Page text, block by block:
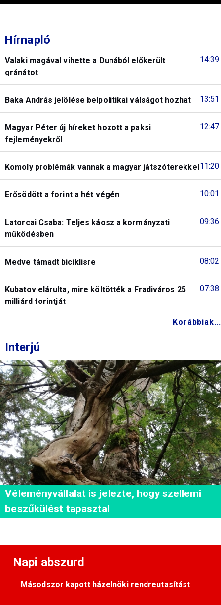
Hírnapló
14:39
Valaki magával vihette a Dunából előkerült
gránátot
13:51
Baka András jelölése belpolitikai válságot hozhat
12:47
Magyar Péter új híreket hozott a paksi
fejleményekről
11:20
Komoly problémák vannak a magyar játszóterekkel
10:01
Erősödött a forint a hét végén
09:36
Latorcai Csaba: Teljes káosz a kormányzati
működésben
08:02
Medve támadt biciklisre
07:38
Kubatov elárulta, mire költötték a Fradiváros 25
milliárd forintját
Korábbiak...
Interjú
Véleményvállalat is jelezte, hogy szellemi
beszűkülést tapasztal
Napi abszurd
Másodszor kapott házelnöki rendreutasítást